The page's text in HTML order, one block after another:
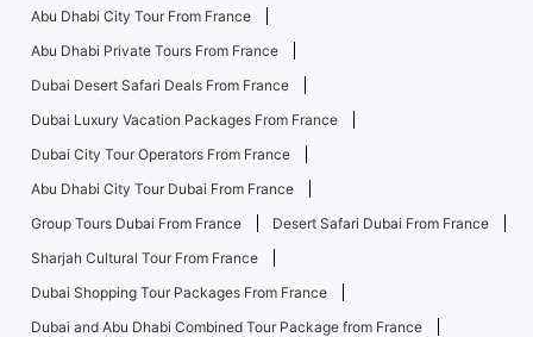
Abu Dhabi City Tour From France
Abu Dhabi Private Tours From France
Dubai Desert Safari Deals From France
Dubai Luxury Vacation Packages From France
Dubai City Tour Operators From France
Abu Dhabi City Tour Dubai From France
Group Tours Dubai From France
Desert Safari Dubai From France
Sharjah Cultural Tour From France
Dubai Shopping Tour Packages From France
Dubai and Abu Dhabi Combined Tour Package from France